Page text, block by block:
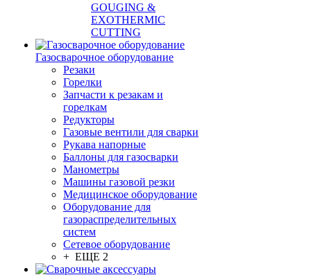
GOUGING &
EXOTHERMIC
CUTTING
Газосварочное оборудование
Резаки
Горелки
Запчасти к резакам и
горелкам
Редукторы
Газовые вентили для сварки
Рукава напорные
Баллоны для газосварки
Манометры
Машины газовой резки
Медицинское оборудование
Оборудование для
газораспределительных
систем
Сетевое оборудование
+ ЕЩЕ 2